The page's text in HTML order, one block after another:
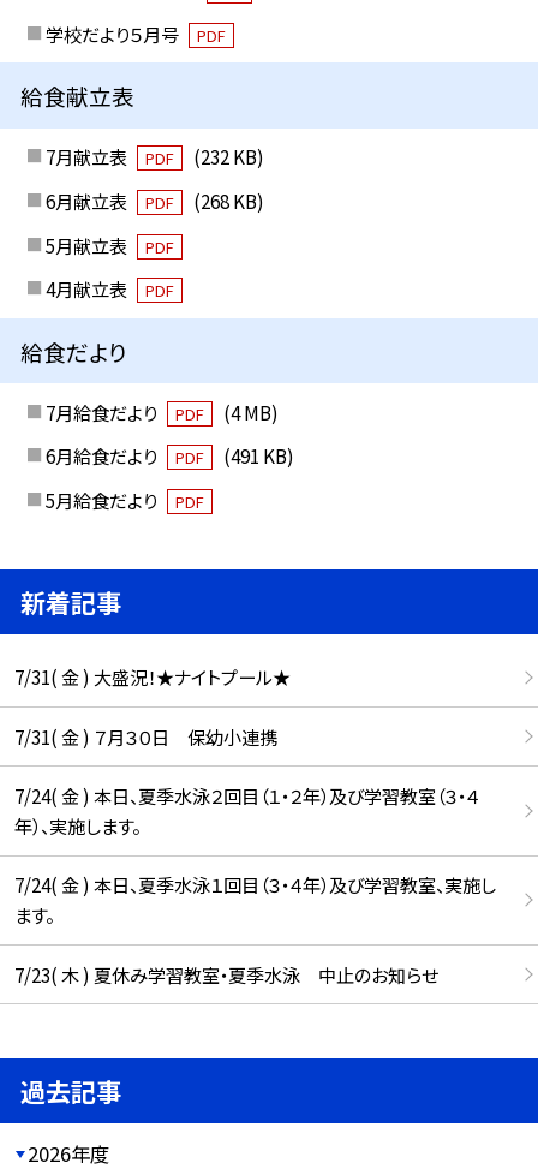
学校だより５月号 PDF
給食献立表
7月献立表 PDF
(232 KB)
6月献立表
PDF
(268 KB)
5月献立表
PDF
4月献立表 PDF
給食だより
7月給食だより PDF
(4 MB)
6月給食だより
PDF
(491 KB)
5月給食だより
PDF
新着記事
7/31( 金 ) 大盛況！★ナイトプール★
7/31( 金 ) ７月３０日 保幼小連携
7/24( 金 ) 本日、夏季水泳２回目（１・２年）及び学習教室（３・４
年）、実施します。
7/24( 金 ) 本日、夏季水泳１回目（３・４年）及び学習教室、実施し
ます。
7/23( 木 ) 夏休み学習教室・夏季水泳 中止のお知らせ
過去記事
2026年度